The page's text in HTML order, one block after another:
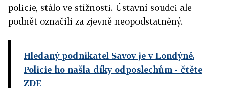
policie, stálo ve stížnosti. Ústavní soudci ale
podnět označili za zjevně neopodstatněný.
Hledaný podnikatel Savov je v Londýně.
Policie ho našla díky odposlechům - čtěte
ZDE